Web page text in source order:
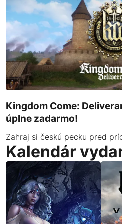
Kingdom Come:
úplne zadarmo!
Zahraj si českú pecku pred
Kalendár